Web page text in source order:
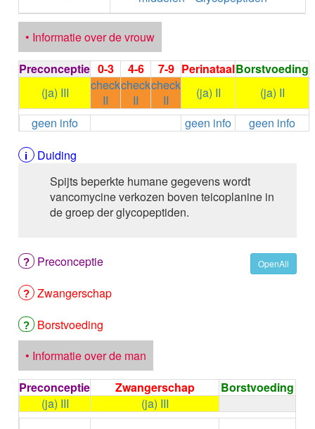
AGOMELATINE
ALBIGLUTIDE
ALBUTREPENONACOG ALFA
Stollingsfactor IX; Factor IX
ALCOHOL
ETHANOL
ALECTINIB
ALEMTUZUMAB
ALENDRONAAT/VIT D3
ALFA-1-PROTEINASEREMMER humaan
ALFENTANYL HCl
ALFUZOSINE
ALGINAAT Na / BICARBONAAT Na
ALGINAAT Na / Na BICARBONAAT / CALCIUM
CARBONAAT
ALGLUCOSIDASE alfa
ALIROCUMAB
ALITRETINOINE
ALIZAPRIDE
ALLOPURINOL
ALMOTRIPTAN
ALOGLIPTINE benzoaat
• Informatie over de vrouw
Preconceptie 0-3 4-6 7-9 PerinataalBorstvoeding
(ja) III
check
II
check
II
check
II
(ja) II
(ja) II
geen info
geen info
geen info
Duiding
Spijts beperkte humane gegevens wordt
vancomycine verkozen boven teicoplanine in
de groep der glycopeptiden.
OpenAll
Preconceptie
Zwangerschap
Borstvoeding
• Informatie over de man
Preconceptie
Zwangerschap
Borstvoeding
(ja) III
(ja) III